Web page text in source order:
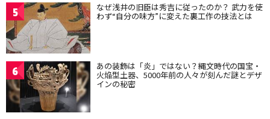
5 なぜ浅井の旧臣は秀吉に従ったのか？ 武力を使
わず“自分の味方”に変えた裏工作の技法とは
6 あの装飾は「炎」ではない？縄文時代の国宝・
火焔型土器、5000年前の人々が刻んだ謎とデザ
インの秘密